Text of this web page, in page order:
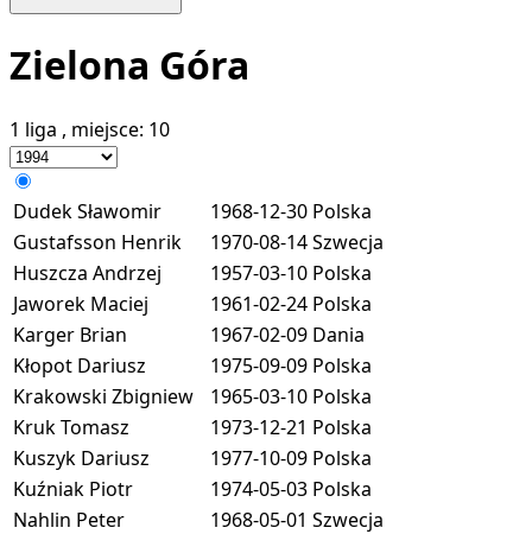
Zielona Góra
1 liga , miejsce: 10
Dudek Sławomir 1968-12-30 Polska
Gustafsson Henrik
1970-08-14Szwecja
Huszcza Andrzej
1957-03-10 Polska
Jaworek Maciej
1961-02-24 Polska
Karger Brian
1967-02-09 Dania
Kłopot Dariusz
1975-09-09 Polska
Krakowski Zbigniew
1965-03-10 Polska
Kruk Tomasz
1973-12-21 Polska
Kuszyk Dariusz
1977-10-09 Polska
Kuźniak Piotr
1974-05-03 Polska
Nahlin Peter
1968-05-01 Szwecja